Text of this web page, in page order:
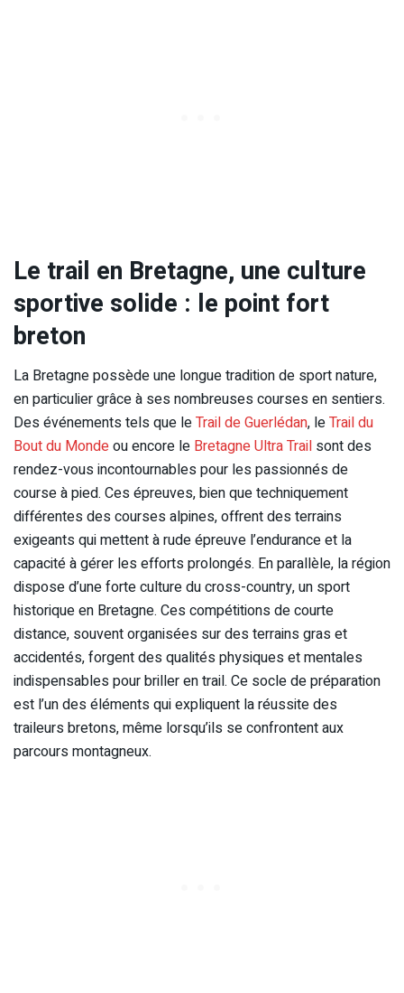
Le trail en Bretagne, une culture
sportive solide : le point fort
breton
La Bretagne possède une longue tradition de sport nature,
en particulier grâce à ses nombreuses courses en sentiers.
Des événements tels que leTrail de Guerlédan, leTrail du
Bout du Mondeou encore le Bretagne Ultra Trail sont des
rendez-vous incontournables pour les passionnés de
course à pied. Ces épreuves, bien que techniquement
différentes des courses alpines, offrent des terrains
exigeants qui mettent à rude épreuve l’endurance et la
capacité à gérer les efforts prolongés. En parallèle, la région
dispose d’une forte culture du cross-country, un sport
historique en Bretagne. Ces compétitions de courte
distance, souvent organisées sur des terrains gras et
accidentés, forgent des qualités physiques et mentales
indispensables pour briller en trail. Ce socle de préparation
est l’un des éléments qui expliquent la réussite des
traileurs bretons, même lorsqu’ils se confrontent aux
parcours montagneux.